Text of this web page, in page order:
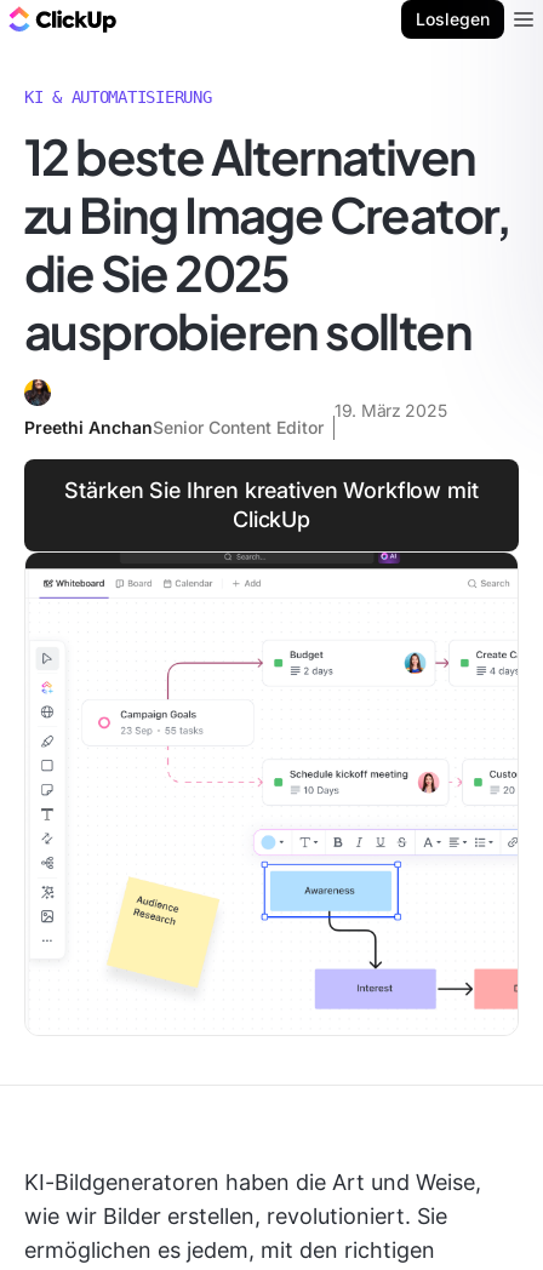
Loslegen
KI & AUTOMATISIERUNG
12 beste Alternativen
zu Bing Image Creator,
die Sie 2025
ausprobieren sollten
Preethi AnchanSenior Content Editor
19. März 2025
Stärken Sie Ihren kreativen Workflow mit
ClickUp
KI-Bildgeneratoren haben die Art und Weise,
wie wir Bilder erstellen, revolutioniert. Sie
ermöglichen es jedem, mit den richtigen